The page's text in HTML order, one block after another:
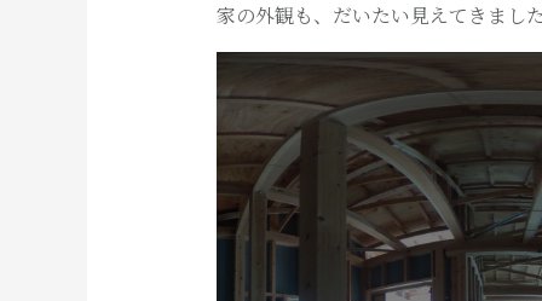
家の外観も、だいたい見えてきまし